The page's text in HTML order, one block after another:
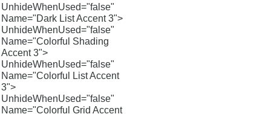
UnhideWhenUsed="false"
Name="Dark List Accent 3">
UnhideWhenUsed="false"
Name="Colorful Shading
Accent 3">
UnhideWhenUsed="false"
Name="Colorful List Accent
3">
UnhideWhenUsed="false"
Name="Colorful Grid Accent